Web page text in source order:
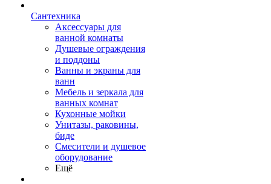
Сантехника
Аксессуары для
ванной комнаты
Душевые ограждения
и поддоны
Ванны и экраны для
ванн
Мебель и зеркала для
ванных комнат
Кухонные мойки
Унитазы, раковины,
биде
Смесители и душевое
оборудование
Ещё